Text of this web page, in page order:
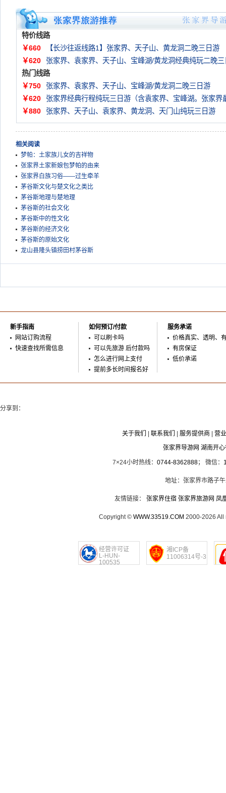
特价线路
￥660
【长沙往返线路1】张家界、天子山、黄龙洞二晚三日游
￥620
张家界、袁家界、天子山、宝峰湖/黄龙洞经典纯玩二晚三
热门线路
￥750
张家界、袁家界、天子山、宝峰湖/黄龙洞二晚三日游
￥620
张家界经典行程纯玩三日游（含袁家界、宝峰湖。张家界
￥880
张家界、天子山、袁家界、黄龙洞、天门山纯玩三日游
相关阅读
梦帕：土家族儿女的吉祥物
张家界土家新娘包梦帕的由来
张家界白族习俗——过生牵羊
茅谷斯文化与楚文化之类比
茅谷斯地理与楚地理
茅谷斯的社会文化
茅谷斯中的性文化
茅谷斯的经济文化
茅谷斯的原始文化
龙山县隆头镇捞田村茅谷斯
新手指南
网站订购流程
快速查找所需信息
如何预订/付款
可以刷卡吗
可以先旅游 后付款吗
怎么进行网上支付
提前多长时间报名好
服务承诺
价格真实、透明、
有房保证
低价承诺
分享到：
关于我们 联系我们 服务提供商
营
张家界导游网 湖南开
7×24小时热线： 0744-8362888； 微信：
地址：张家界市路子
友情链接： 张家界住宿 张家界旅游网 凤
Copyright © WWW.33519.COM 2000-2026 All
经营许可证
L-HUN-
100535
湘ICP备
11006314号-3